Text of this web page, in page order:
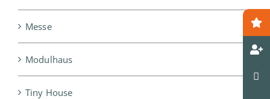
Messe
Modulhaus
Tiny House